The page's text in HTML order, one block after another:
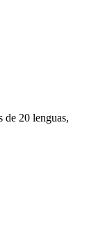
de 20 lenguas,